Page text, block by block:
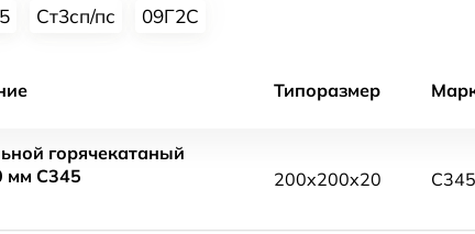
Ст3сп/пс 09Г2С
Типоразмер
горячекатаный
мм С345
200x200x20 С345